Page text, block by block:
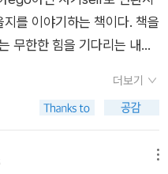
부분의 사람은 자신의 일부
부한다. 하지만 문제는 그럴
의 심리적 시소는 붕괴되며
우울증, 자살로 이어진다. 그
자신의 가족이나 이웃, 사회
나기보다는 그림자를 인정
를 이야기하는 책이다. 책을
무한한 힘을 기다리는 내모
이너스)에 대한 통찰력과 깨
는 방법을 만나게 되어...문
부버도 생각났다.) 비유적인
인지는 잘 모르겠다. 신학 심
더보기